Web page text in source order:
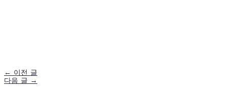
← 이전 글
다음 글 →